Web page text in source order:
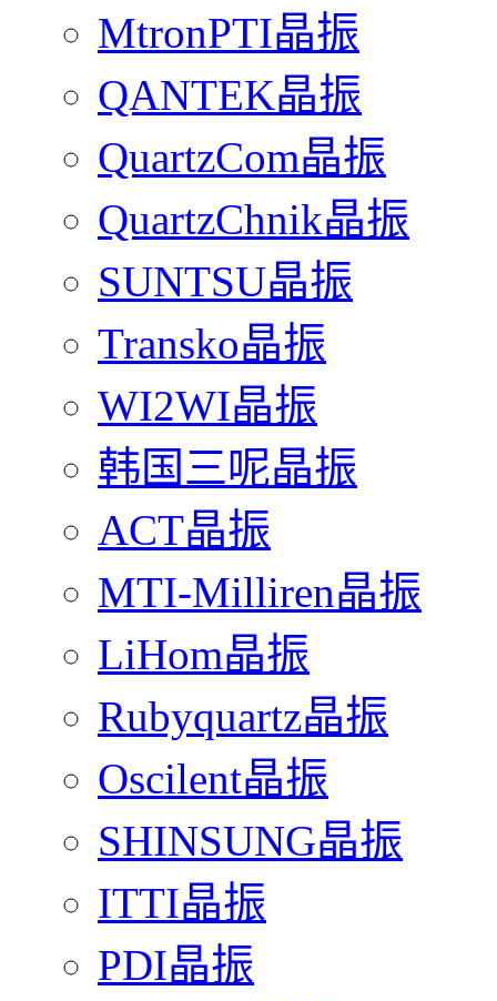
MtronPTI晶振
QANTEK晶振
QuartzCom晶振
QuartzChnik晶振
SUNTSU晶振
Transko晶振
WI2WI晶振
韩国三呢晶振
ACT晶振
MTI-Milliren晶振
LiHom晶振
Rubyquartz晶振
Oscilent晶振
SHINSUNG晶振
ITTI晶振
PDI晶振